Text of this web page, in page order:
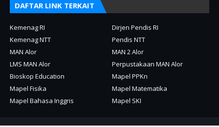
DAFTAR LINK TERKAIT
Kemenag RI
Dirjen Pendis RI
Kemenag NTT
Pendis NTT
MAN Alor
MAN 2 Alor
LMS MAN Alor
Perpustakaan MAN Alor
Bioskop Education
Mapel PPKn
Mapel Fisika
Mapel Matematika
Mapel Bahasa Inggris
Mapel SKI